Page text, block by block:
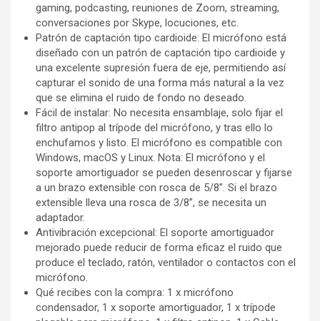
gaming, podcasting, reuniones de Zoom, streaming,
conversaciones por Skype, locuciones, etc.
Patrón de captación tipo cardioide: El micrófono está
diseñado con un patrón de captación tipo cardioide y
una excelente supresión fuera de eje, permitiendo así
capturar el sonido de una forma más natural a la vez
que se elimina el ruido de fondo no deseado.
Fácil de instalar: No necesita ensamblaje, solo fijar el
filtro antipop al trípode del micrófono, y tras ello lo
enchufamos y listo. El micrófono es compatible con
Windows, macOS y Linux. Nota: El micrófono y el
soporte amortiguador se pueden desenroscar y fijarse
a un brazo extensible con rosca de 5/8”. Si el brazo
extensible lleva una rosca de 3/8”, se necesita un
adaptador.
Antivibración excepcional: El soporte amortiguador
mejorado puede reducir de forma eficaz el ruido que
produce el teclado, ratón, ventilador o contactos con el
micrófono.
Qué recibes con la compra: 1 x micrófono
condensador, 1 x soporte amortiguador, 1 x trípode